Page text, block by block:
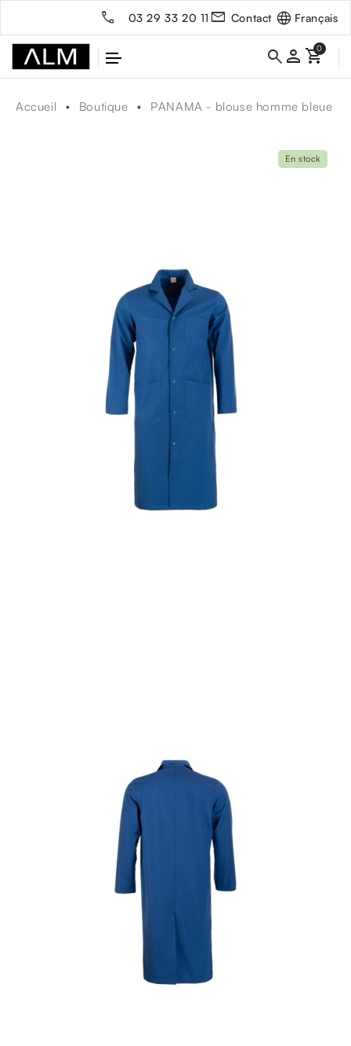
03 29 33 20 11 Contact Français
person
Accueil Boutique PANAMA - blouse homme bleue
En stock